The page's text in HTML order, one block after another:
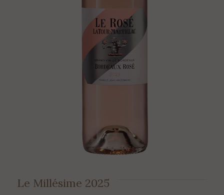
Le Millésime 2025